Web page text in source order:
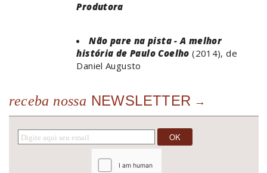
Produtora
Não pare na pista - A melhor
história de Paulo Coelho (2014), de
Daniel Augusto
receba nossa NEWSLETTER